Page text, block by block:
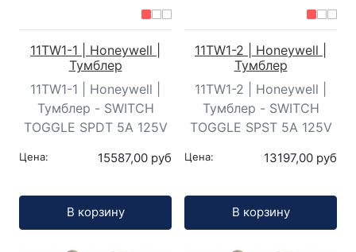
11TW1-1 | Honeywell |
Тумблер
11TW1-1 | Honeywell |
Тумблер - SWITCH
TOGGLE SPDT 5A 125V
Цена: 15587,00 руб
В корзину
11TW1-2 | Honeywell |
Тумблер
11TW1-2 | Honeywell |
Тумблер - SWITCH
TOGGLE SPST 5A 125V
Цена: 13197,00 руб
В корзину